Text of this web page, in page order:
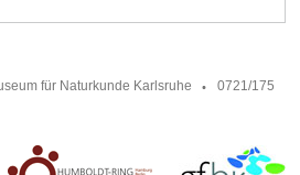
für Naturkunde Karlsruhe
0721/175